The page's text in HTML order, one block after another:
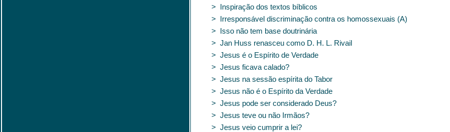
> Inspiração dos textos bíblicos
> Irresponsável discriminação contra os homossexuais (A)
> Isso não tem base doutrinária
> Jan Huss renasceu como D. H. L. Rivail
> Jesus é o Espírito de Verdade
> Jesus ficava calado?
> Jesus na sessão espírita do Tabor
> Jesus não é o Espírito da Verdade
> Jesus pode ser considerado Deus?
> Jesus teve ou não Irmãos?
> Jesus veio cumprir a lei?